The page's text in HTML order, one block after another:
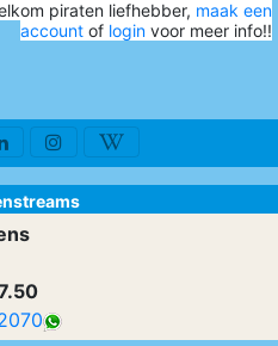
piraten liefhebber, maak een
account of login voor meer info!!